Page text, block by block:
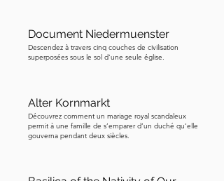
la patronne de Burgos. En dessous
d'elle, un ange tient un château,
symbolisant la protection divine de la
Son lien avec Burgos était plus que
cérémonial — les habitants disent qu'il
a personnellement contribué aux
magnifique voûte croisée à l'intérieur
Document Niedermuenster
Descendez à travers cinq couches de civilisation
superposées sous le sol d’une seule église.
Alter Kornmarkt
Découvrez comment un mariage royal scandaleux
permit à une famille de s’emparer d’un duché qu’elle
gouverna pendant deux siècles.